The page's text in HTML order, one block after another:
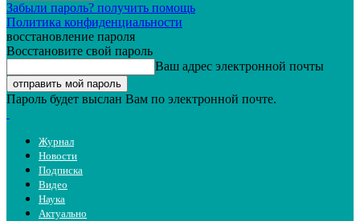
Забыли пароль? получить помощь
Политика конфиденциальности
восстановление пароля
Восстановите свой пароль
Ваш адрес электронной почты
Пароль будет выслан Вам по электронной почте.
Журнал
Новости
Подписка
Видео
Наука
Актуально